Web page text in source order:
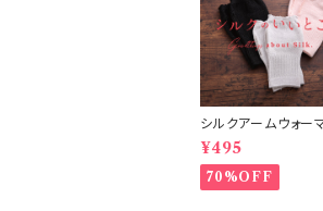
シルクアームウォー
（S5/S6/S7）
¥495
70%OFF